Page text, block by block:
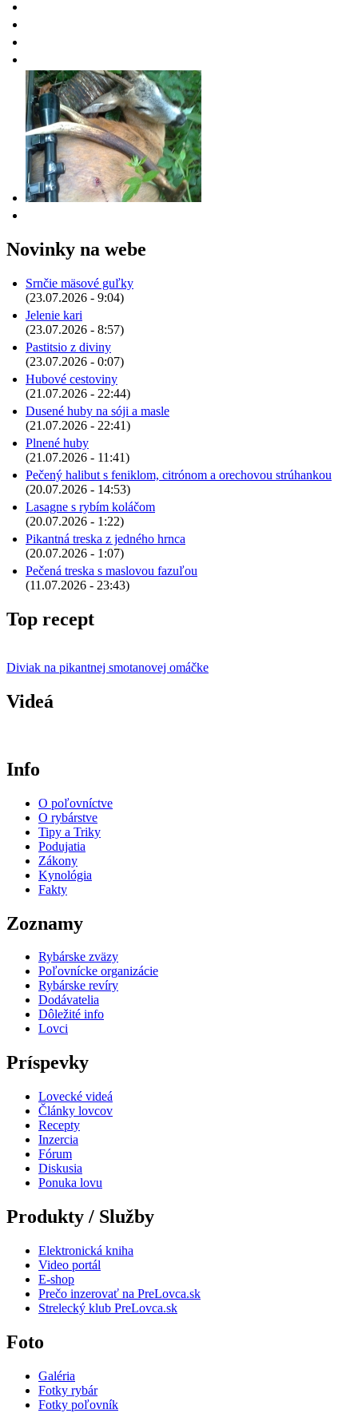
Novinky na webe
Srnčie mäsové guľky
(23.07.2026 - 9:04)
Jelenie kari
(23.07.2026 - 8:57)
Pastitsio z diviny
(23.07.2026 - 0:07)
Hubové cestoviny
(21.07.2026 - 22:44)
Dusené huby na sóji a masle
(21.07.2026 - 22:41)
Plnené huby
(21.07.2026 - 11:41)
Pečený halibut s feniklom, citrónom a orechovou strúhankou
(20.07.2026 - 14:53)
Lasagne s rybím koláčom
(20.07.2026 - 1:22)
Pikantná treska z jedného hrnca
(20.07.2026 - 1:07)
Pečená treska s maslovou fazuľou
(11.07.2026 - 23:43)
Top recept
Diviak na pikantnej smotanovej omáčke
Videá
Info
O poľovníctve
O rybárstve
Tipy a Triky
Podujatia
Zákony
Kynológia
Fakty
Zoznamy
Rybárske zväzy
Poľovnícke organizácie
Rybárske revíry
Dodávatelia
Dôležité info
Lovci
Príspevky
Lovecké videá
Články lovcov
Recepty
Inzercia
Fórum
Diskusia
Ponuka lovu
Produkty / Služby
Elektronická kniha
Video portál
E-shop
Prečo inzerovať na PreLovca.sk
Strelecký klub PreLovca.sk
Foto
Galéria
Fotky rybár
Fotky poľovník